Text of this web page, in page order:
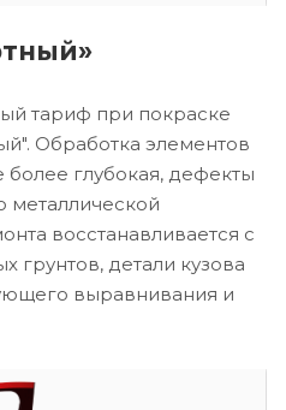
тариф при покраске
Обработка элементов
глубокая, дефекты
металлической
восстанавливается с
грунтов, детали кузова
выравнивания и